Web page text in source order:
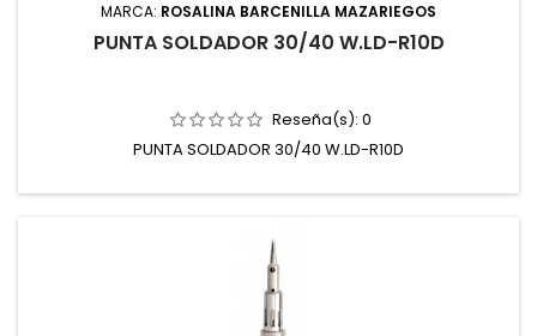
MARCA: ROSALINA BARCENILLA MAZARIEGOS
PUNTA SOLDADOR 30/40 W.LD-R10D
Reseña(s): 0
PUNTA SOLDADOR 30/40 W.LD-R10D